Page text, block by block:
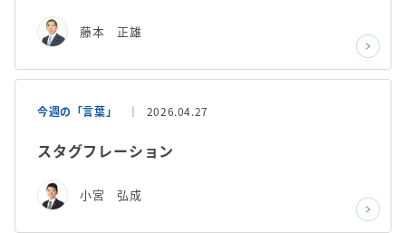
藤本 正雄
今週の「言葉」 2026.04.27
スタグフレーション
小宮 弘成